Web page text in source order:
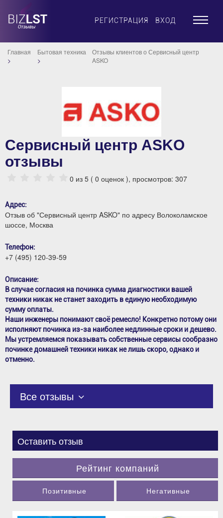
РЕГИСТРАЦИЯ ВХОД ×
Главная Бытовая техника
Отзывы клиентов о Сервисный центр
ASKO
Сервисный центр ASKO
отзывы
0 из 5 ( 0 оценок ), просмотров: 307
Адрес:
Отзыв об "Сервисный центр ASKO" по адресу Волоколамское
шоссе, Москва
Телефон:
+7 (495) 120-39-59
Описание:
В случае согласия на починка сумма диагностики вашей
техники никак не станет заходить в единую необходимую
сумму оплаты.
Наши инженеры понимают своё ремесло! Конкретно потому они
исполняют починка из-за наиболее недлинные сроки и дешево.
Мы устремляемся показывать собственные сервисы сообразно
починке домашней техники никак не лишь скоро, однако и
отменно.
Все отзывы
Оставить отзыв
Рейтинг компаний
Позитивные Негативные